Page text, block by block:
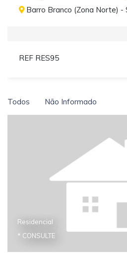
Barro Branco (Zona Norte) -
REF RES95
Todos Não Informado
Residencial
* CONSULTE